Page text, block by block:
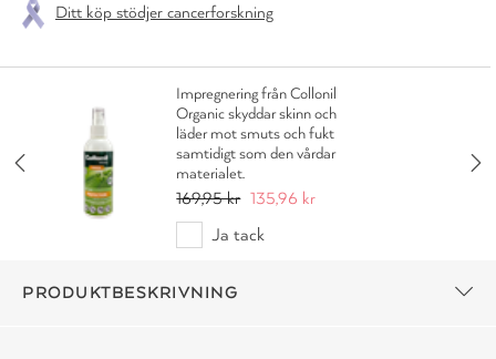
Ditt köp stödjer cancerforskning
Impregnering från Collonil
Organic skyddar skinn och
läder mot smuts och fukt
samtidigt som den vårdar
materialet.
169,95 kr 135,96 kr
Ja tack
PRODUKTBESKRIVNING